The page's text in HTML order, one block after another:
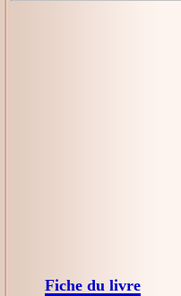
Fiche du livre